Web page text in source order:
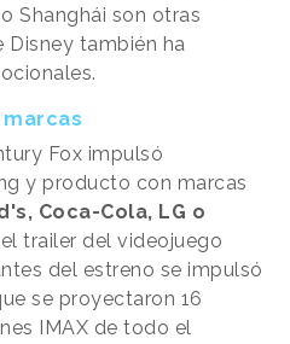
Shanghái son otras
Disney también ha
Fox impulsó
y producto con marcas
Coca-Cola, LG o
trailer del videojuego
del estreno se impulsó
se proyectaron 16
IMAX de todo el